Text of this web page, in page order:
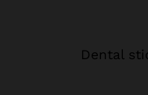
Dental